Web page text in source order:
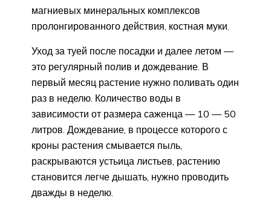
магниевых минеральных комплексов
пролонгированного действия, костная муки.
Уход за туей после посадки и далее летом —
это регулярный полив и дождевание. В
первый месяц растение нужно поливать один
раз в неделю. Количество воды в
зависимости от размера саженца — 10 — 50
литров. Дождевание, в процессе которого с
кроны растения смывается пыль,
раскрываются устьица листьев, растению
становится легче дышать, нужно проводить
дважды в неделю.